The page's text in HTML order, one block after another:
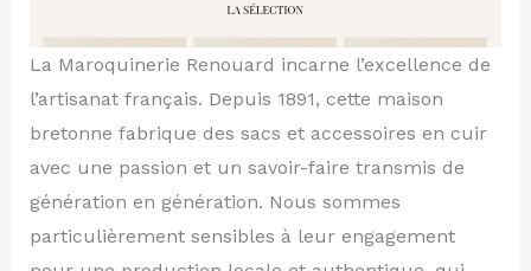
La Maroquinerie Renouard incarne l’excellence de
l’artisanat français. Depuis 1891, cette maison
bretonne fabrique des sacs et accessoires en cuir
avec une passion et un savoir-faire transmis de
génération en génération. Nous sommes
particulièrement sensibles à leur engagement